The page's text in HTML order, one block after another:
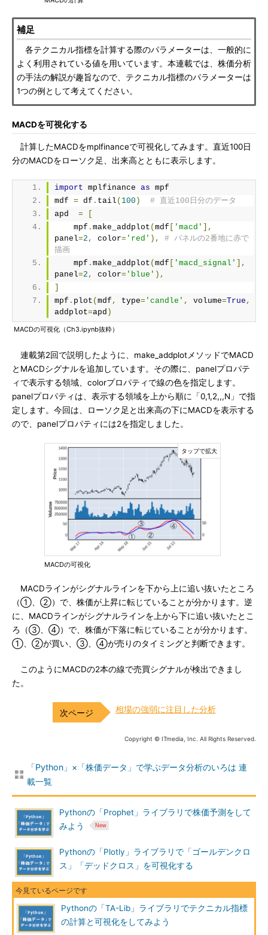
補足
各テクニカル指標を計算する際のパラメーターは、一般的に
よく利用されている値を用いています。本連載では、株価分析
の手法の解説が趣旨なので、テクニカル指標のパラメーターは
1つの例として考えてください。
MACDを可視化する
計算したMACDをmplfinanceで可視化してみます。直近100日
分のMACDをローソク足、出来高とともに表示します。
import mplfinance as mpf
mdf = df . tail ( 100 )
# 直近100日分のデータ
apd =
    mpf
. make_addplot ( mdf 'macd'
],
panel=2 , color= 'red' ),
# パネルの2番地に赤で
描画
    mpf
. make_addplot ( mdf 'macd_signal'
],
panel=2 , color= 'blue' ),
mpf . plot ( mdf , type= 'candle' , volume=True ,
addplot=apd )
MACDの可視化（Ch3.ipynb抜粋）
連載第2回で説明したように、make_addplotメソッドでMACD
とMACDシグナルを追加しています。その際に、panelプロパテ
ィで表示する領域、colorプロパティで線の色を指定します。
panelプロパティは、表示する領域を上から順に「0,1,2,,,N」で指
定します。今回は、ローソク足と出来高の下にMACDを表示する
ので、panelプロパティには2を指定しました。
MACDの可視化
MACDラインがシグナルラインを下から上に追い抜いたところ
（①、②）で、株価が上昇に転じていることが分かります。逆
に、MACDラインがシグナルラインを上から下に追い抜いたとこ
ろ（③、④）で、株価が下落に転じていることが分かります。
①、②が買い、③、④が売りのタイミングと判断できます。
このようにMACDの2本の線で売買シグナルが検出できまし
た。
相場の強弱に注目した分析
Copyright © ITmedia, Inc. All Rights Reserved.
「Python」×「株価データ」で学ぶデータ分析のいろは 連
載一覧
Pythonの「Prophet」ライブラリで株価予測をして
みよう
Pythonの「Plotly」ライブラリで「ゴールデンクロ
ス」「デッドクロス」を可視化する
Pythonの「TA-Lib」ライブラリでテクニカル指標
の計算と可視化をしてみよう